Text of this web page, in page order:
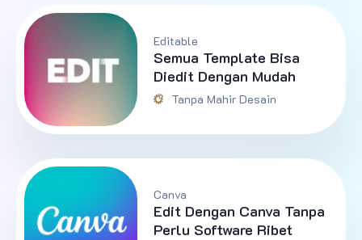
Editable
Semua Template Bisa
Diedit Dengan Mudah
Tanpa Mahir Desain
Canva
Edit Dengan Canva Tanpa
Perlu Software Ribet